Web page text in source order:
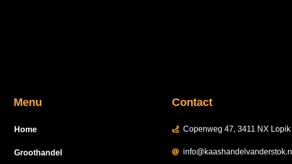
Menu
Home
Groothandel
Contact
Copenweg 47, 3411 NX Lopik
info@kaashandelvanderstok.nl